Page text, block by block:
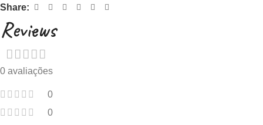
Share:
Reviews
0 avaliações
0
0